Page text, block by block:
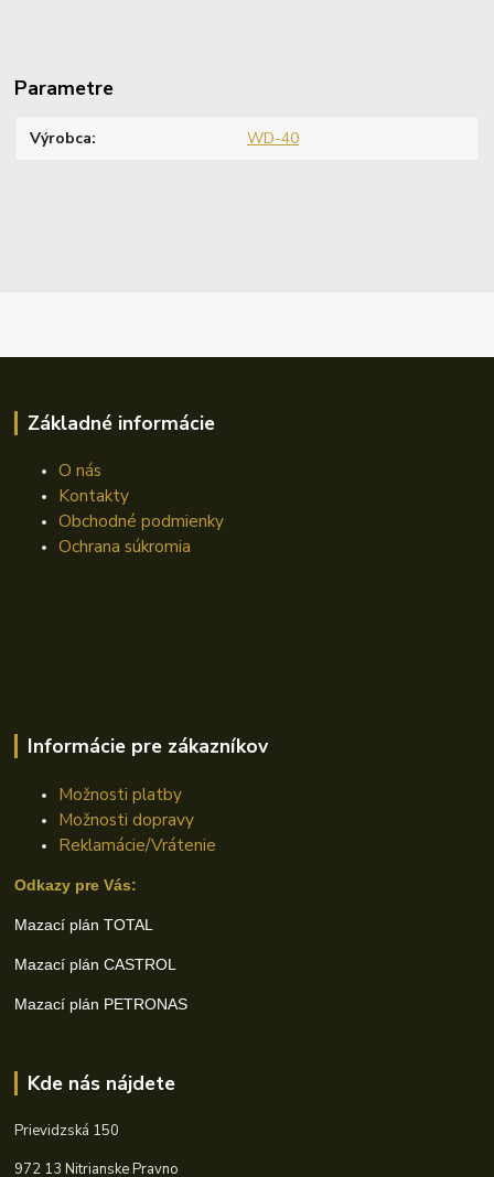
Parametre
Výrobca WD-40
Základné informácie
O nás
Kontakty
Obchodné podmienky
Ochrana súkromia
Informácie pre zákazníkov
Možnosti platby
Možnosti dopravy
Reklamácie/Vrátenie
Odkazy pre Vás:
Mazací plán TOTAL
Mazací plán CASTROL
Mazací plán PETRONAS
Kde nás nájdete
Prievidzská 150
972 13 Nitrianske Pravno